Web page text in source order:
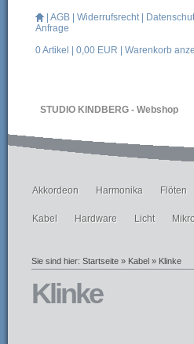
STUDIO KINDBERG - Webshop
AGB Widerrufsrecht|
Anfrage
0Artikel | 0,00 EUR | Warenkorb
Akkordeon Harmonika Flöten
Kabel Hardware Licht
Sie sind hier: Startseite » Kabel » Klinke
Klinke